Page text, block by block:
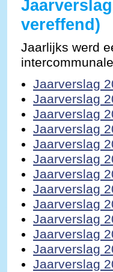
vereffend)
Jaarlijks werd
Jaarverslag
Jaarverslag
Jaarverslag
Jaarverslag
Jaarverslag
Jaarverslag
Jaarverslag
Jaarverslag
Jaarverslag
Jaarverslag
Jaarverslag
Jaarverslag
Jaarverslag